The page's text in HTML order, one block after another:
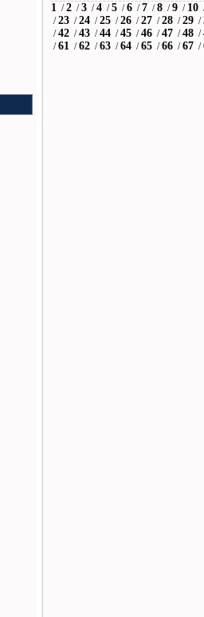
1 / 2 / 3 / 4 / 5 / 6 / 7 / 8 / 9 / 10
/ 23 / 24 / 25 / 26 / 27 / 28 / 29 /
/ 42 / 43 / 44 / 45 / 46 / 47 / 48 /
/ 61 / 62 / 63 / 64 / 65 / 66 / 67 /